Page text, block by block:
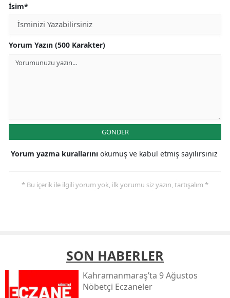
İsim*
Yorum Yazın (500 Karakter)
GÖNDER
Yorum yazma kurallarını okumuş ve kabul etmiş sayılırsınız
* Bu içerik ile ilgili yorum yok, ilk yorumu siz yazın, tartışalım *
SON HABERLER
Kahramanmaraş’ta 9 Ağustos
Nöbetçi Eczaneler